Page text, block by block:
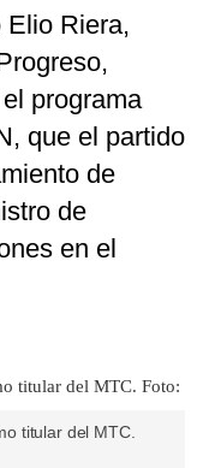
Elio Riera,
programa
que el partido
de
de
en el
titular del MTC.